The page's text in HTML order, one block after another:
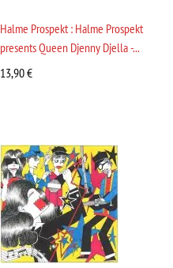
Halme Prospekt : Halme Prospekt
presents Queen Djenny Djella -...
13,90€